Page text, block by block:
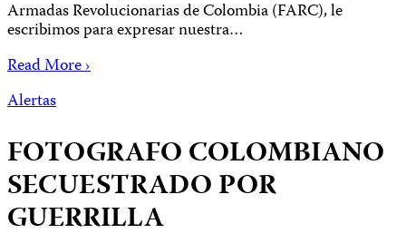
Armadas Revolucionarias de Colombia (FARC), le
escribimos para expresar nuestra…
Read More ›
Alertas
FOTOGRAFO COLOMBIANO
SECUESTRADO POR
GUERRILLA